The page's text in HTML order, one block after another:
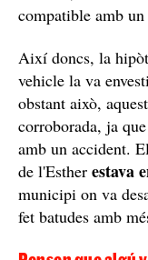
Els nous detalls de
(Valladolid) revelen un